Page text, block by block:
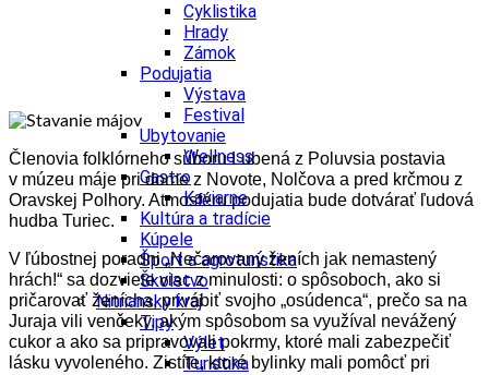
Cyklistika
Hrady
Zámok
Podujatia
Výstava
Festival
Ubytovanie
Wellness
Gastro
Kaviarne
Kultúra a tradície
Kúpele
Šport a agroturistika
Školstvo
Nitriansky kraj
Tipy
Výlet
Turistika
Členovia folklórneho súboru Lubená z Poluvsia postavia
v múzeu máje pri dome z Novote, Nolčova a pred krčmou z
Oravskej Polhory. Atmosféru podujatia bude dotvárať ľudová
hudba Turiec.
V ľúbostnej poradni „Nečarovaný ženích jak nemastený
hrách!“ sa dozviete viac z minulosti: o spôsoboch, ako si
pričarovať ženícha, privábiť svojho „osúdenca“, prečo sa na
Juraja vili venčeky, akým spôsobom sa využíval nevážený
cukor a ako sa pripravovali pokrmy, ktoré mali zabezpečiť
lásku vyvoleného. Zistíte, ktoré bylinky mali pomôcť pri